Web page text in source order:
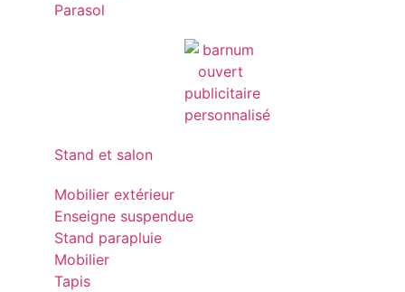
Parasol
Stand et salon
Mobilier extérieur
Enseigne suspendue
Stand parapluie
Mobilier
Tapis